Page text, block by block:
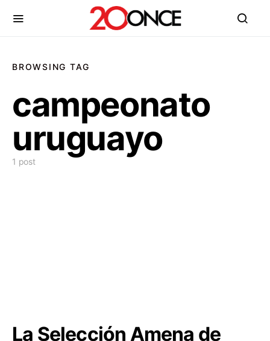
BROWSING TAG
campeonato
uruguayo
1 post
La Selección Amena de